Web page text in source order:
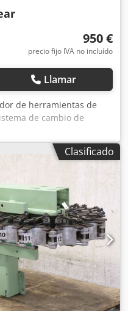
950 €
precio fijo IVA no incluído
Llamar
de herramientas de
de cambio de
-Para: máx. 60
17 mm Csdpfxob
Clasificado